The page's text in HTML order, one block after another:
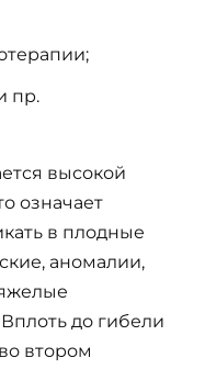
пр.
высокой
означает
в плодные
аномалии,
до гибели
втором